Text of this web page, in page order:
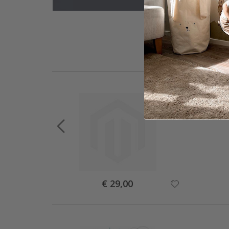
Special
Price
€ 29,00